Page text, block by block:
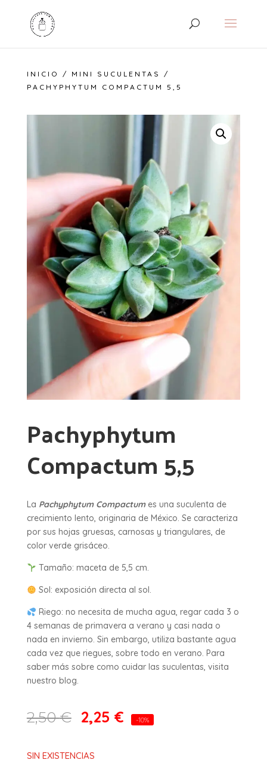
INICIO / MINI SUCULENTAS
/
PACHYPHYTUM COMPACTUM 5,5
Pachyphytum
Compactum 5,5
La Pachyphytum Compactum es una suculenta de
crecimiento lento, originaria de México. Se caracteriza
por sus hojas gruesas, carnosas y triangulares, de
color verde grisáceo.
Tamaño: maceta de 5,5 cm.
Sol: exposición directa al sol.
Riego: no necesita de mucha agua, regar cada 3 o
4 semanas de primavera a verano y casi nada o
nada en invierno. Sin embargo, utiliza bastante agua
cada vez que riegues, sobre todo en verano. Para
saber más sobre como cuidar las suculentas, visita
nuestro blog.
2,50€ 2,25 € -10%
SIN EXISTENCIAS